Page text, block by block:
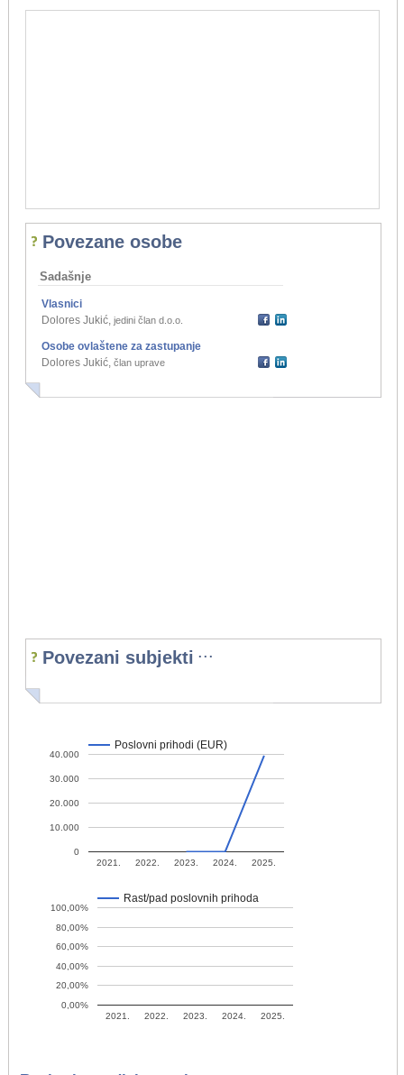
Povezane osobe
Sadašnje
Vlasnici
Dolores Jukić, jedini član d.o.o.
Osobe ovlaštene za zastupanje
Dolores Jukić, član uprave
Povezani subjekti ...
Poslovni prihodi (EUR)
2021. 2022. 2023. 2024. 2025.
0
10.000
20.000
30.000
40.000
Rast/pad poslovnih prihoda
2021. 2022. 2023. 2024. 2025.
0,00%
20,00%
40,00%
60,00%
80,00%
100,00%